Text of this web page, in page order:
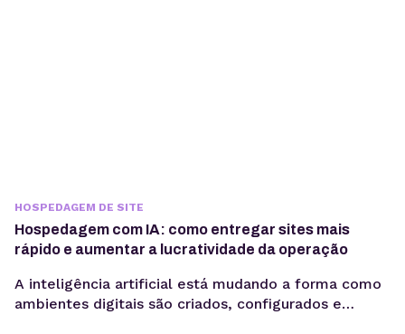
HOSPEDAGEM DE SITE
Hospedagem com IA: como entregar sites mais
rápido e aumentar a lucratividade da operação
A inteligência artificial está mudando a forma como
ambientes digitais são criados, configurados e